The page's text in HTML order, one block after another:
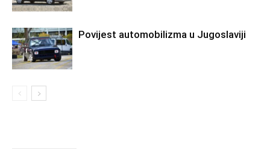
Povijest automobilizma u Jugoslaviji